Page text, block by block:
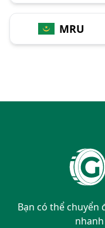
MRU
Bạn có thể chuyển